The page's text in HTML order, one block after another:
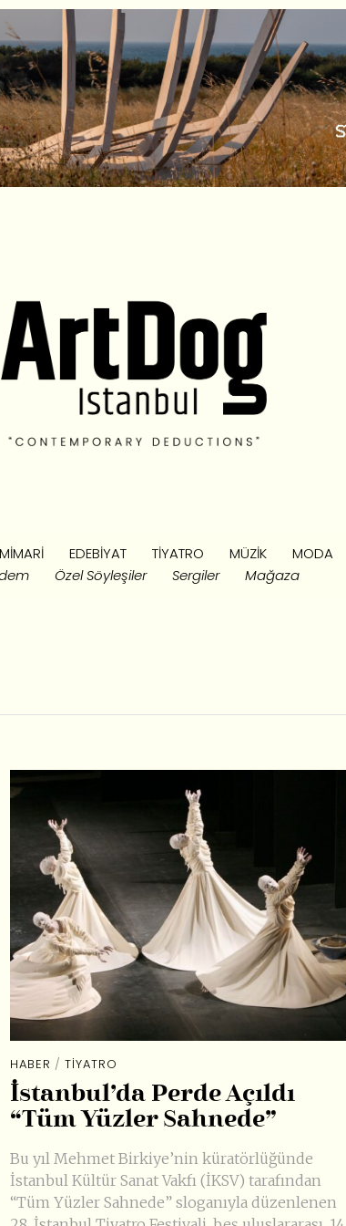
MIMARI EDEBIYAT TIYATRO MÜZIK MODA
Özel Söyleşiler Sergiler Mağaza
HABER / TIYATRO
İstanbul’da Perde Açıldı
“Tüm Yüzler Sahnede”
Bu yıl Mehmet Birkiye’nin küratörlüğünde
İstanbul Kültür Sanat Vakfı (İKSV) tarafından
“Tüm Yüzler Sahnede” sloganıyla düzenlenen